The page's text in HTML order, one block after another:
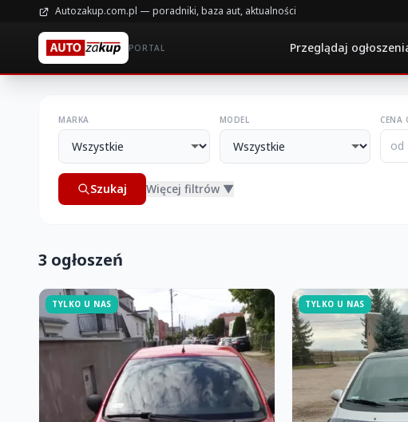
Autozakup.com.pl — poradniki, baza aut, aktualności
PORTAL Przeglądaj
MARKA MODEL CENA
Szukaj Więcej filtrów ▼
3 ogłoszeń
TYLKO U NAS TYLKO U NAS